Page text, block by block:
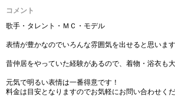
コメント
歌手・タレント・ＭＣ・モデル
表情が豊かなのでいろんな雰囲気を出せると思います
昔仲居をやっていた経験があるので、着物・浴衣も大
元気で明るい表情は一番得意です！
料金は目安となりますのでお気軽にお問い合わせくだ